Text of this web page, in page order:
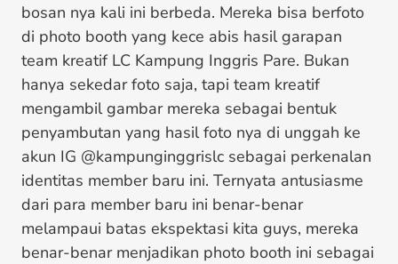
bosan nya kali ini berbeda. Mereka bisa berfoto
di photo booth yang kece abis hasil garapan
team kreatif LC Kampung Inggris Pare. Bukan
hanya sekedar foto saja, tapi team kreatif
mengambil gambar mereka sebagai bentuk
penyambutan yang hasil foto nya di unggah ke
akun IG @kampunginggrislc sebagai perkenalan
identitas member baru ini. Ternyata antusiasme
dari para member baru ini benar-benar
melampaui batas ekspektasi kita guys, mereka
benar-benar menjadikan photo booth ini sebagai